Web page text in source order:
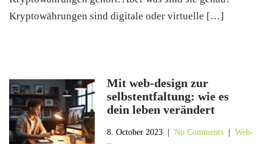
Kryptowährungen sind digitale oder virtuelle […]
Mit web-design zur
selbstentfaltung: wie es
dein leben verändert
8. October 2023 |No Comments |Web-